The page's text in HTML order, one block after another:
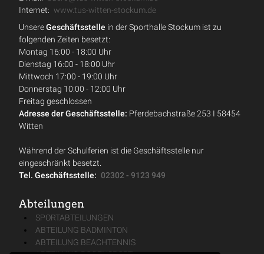
Internet: www.tus-witten-stockum.de
UnsereGeschäftsstelle in der Sporthalle Stockum ist zu
folgenden Zeiten besetzt:
Montag 16:00 - 18:00 Uhr
Dienstag 16:00 - 18:00 Uhr
Mittwoch 17:00 - 19:00 Uhr
Donnerstag 10:00 - 12:00 Uhr
Freitag geschlossen
Adresse der Geschäftsstelle: Pferdebachstraße 253 I 58454
Witten
Während der Schulferien ist die Geschäftsstelle nur
eingeschränkt besetzt.
Tel. Geschäftsstelle: 02302 - 9123 949
Abteilungen
SPORTABTEILUNGEN
ABTEILUNG BADMINTON
ABTEILUNG BEACHTENNIS